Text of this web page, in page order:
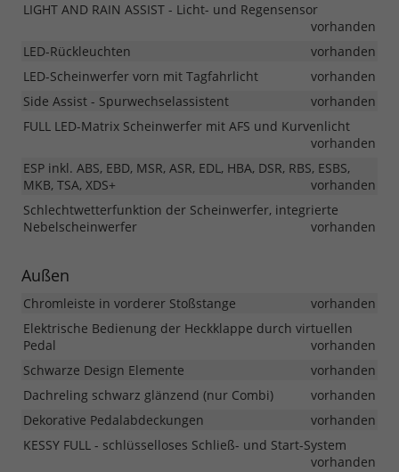
LIGHT AND RAIN ASSIST - Licht- und Regensensor
vorhanden
LED-Rückleuchten
vorhanden
LED-Scheinwerfer vorn mit Tagfahrlicht
vorhanden
Side Assist - Spurwechselassistent
vorhanden
FULL LED-Matrix Scheinwerfer mit AFS und Kurvenlicht
vorhanden
ESP inkl. ABS, EBD, MSR, ASR, EDL, HBA, DSR, RBS, ESBS,
MKB, TSA, XDS+
vorhanden
Schlechtwetterfunktion der Scheinwerfer, integrierte
Nebelscheinwerfer
vorhanden
Außen
Chromleiste in vorderer Stoßstange
vorhanden
Elektrische Bedienung der Heckklappe durch virtuellen
Pedal
vorhanden
Schwarze Design Elemente
vorhanden
Dachreling schwarz glänzend (nur Combi)
vorhanden
Dekorative Pedalabdeckungen
vorhanden
KESSY FULL - schlüsselloses Schließ- und Start-System
vorhanden